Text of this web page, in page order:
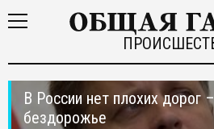
В России нет плохих дорог
бездорожье